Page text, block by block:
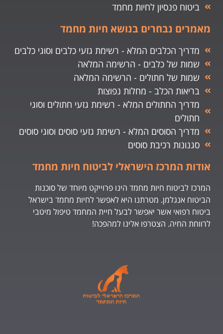
ביטוח פנסיון לחיות מחמד
מאמרים נבחרים בנושא חיות מחמד
מדריך הכלבים המלא - רשימת גזעי כלבים וסוגי כלבים
שמות של כלבים - הרשימה המלאה
שמות של חתולים - הרשימה המלאה
בריאות הכלב - מחלות נפוצות
מדריך החתולים המלא - רשימת גזעי חתולים וסוגי
חתולים
מדריך הסוסים המלא - רשימת גזעי סוסים וסוגי סוסים
סגנונות רכיבת סוסים
אודות המרכז הישראלי לביטוח חיות מחמד
המרכז לביטוח חיות מחמד הינו פרוייקט מיוחד של סוכנות
הביטוח אנגלמן. מטרתנו היא לאפשר לחיות מחמד בישראל
ביטוח רפואי אשר יאפשר לבעל חיית המחמד טיפול מיטבי
לרווחת החיה. הצטרפו אלינו למהפכה!